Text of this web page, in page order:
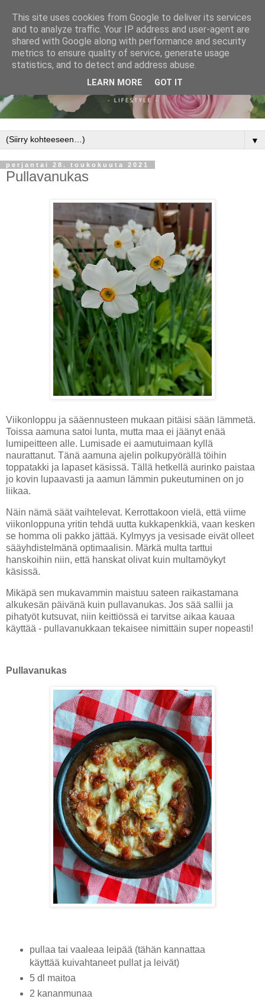
▼
perjantai 28. toukokuuta 2021
Pullavanukas
Viikonloppu ja sääennusteen mukaan pitäisi sään lämmetä.
Toissa aamuna satoi lunta, mutta maa ei jäänyt enää
lumipeitteen alle. Lumisade ei aamutuimaan kyllä
naurattanut. Tänä aamuna ajelin polkupyörällä töihin
toppatakki ja lapaset käsissä. Tällä hetkellä aurinko paistaa
jo kovin lupaavasti ja aamun lämmin pukeutuminen on jo
liikaa.
Näin nämä säät vaihtelevat. Kerrottakoon vielä, että viime
viikonloppuna yritin tehdä uutta kukkapenkkiä, vaan kesken
se homma oli pakko jättää. Kylmyys ja vesisade eivät olleet
sääyhdistelmänä optimaalisin. Märkä multa tarttui
hanskoihin niin, että hanskat olivat kuin multamöykyt
käsissä.
Mikäpä sen mukavammin maistuu sateen raikastamana
alkukesän päivänä kuin pullavanukas. Jos sää sallii ja
pihatyöt kutsuvat, niin keittiössä ei tarvitse aikaa kauaa
käyttää - pullavanukkaan tekaisee nimittäin super nopeasti!
Pullavanukas
pullaa tai vaaleaa leipää (tähän kannattaa
käyttää kuivahtaneet pullat ja leivät)
5 dl maitoa
2 kananmunaa
This site uses cookies from Google to deliver its services
and to analyze traffic. Your IP address and user-agent are
shared with Google along with performance and security
metrics to ensure quality of service, generate usage
statistics, and to detect and address abuse.
LEARN MORE GOT IT